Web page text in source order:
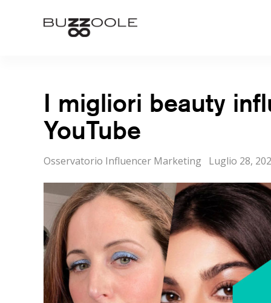
Buzzoole
I migliori beauty
YouTube
Categorie
Osservatorio Influencer Marketing
Posted
Luglio 28,